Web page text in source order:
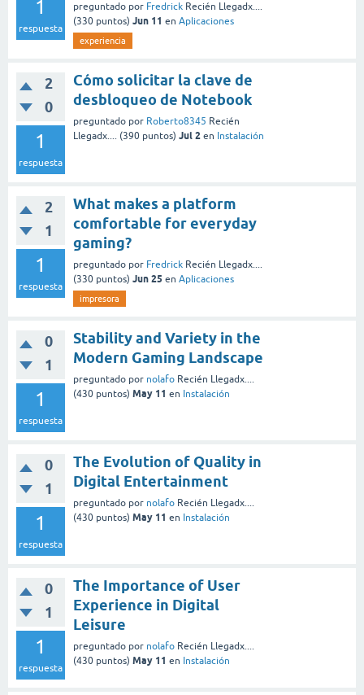
1
respuesta
preguntado por Fredrick Recién Llegadx....
(330 puntos) Jun 11 en Aplicaciones
experiencia
2
0
1
respuesta
Cómo solicitar la clave de
desbloqueo de Notebook
preguntado por Roberto8345 Recién
Llegadx.... (390 puntos) Jul 2 en Instalación
2
1
1
respuesta
What makes a platform
comfortable for everyday
gaming?
preguntado por Fredrick Recién Llegadx....
(330 puntos) Jun 25 en Aplicaciones
impresora
0
1
1
respuesta
Stability and Variety in the
Modern Gaming Landscape
preguntado por nolafo Recién Llegadx....
(430 puntos) May 11 en Instalación
0
1
1
respuesta
The Evolution of Quality in
Digital Entertainment
preguntado por nolafo Recién Llegadx....
(430 puntos) May 11 en Instalación
0
1
1
respuesta
The Importance of User
Experience in Digital
Leisure
preguntado por nolafo Recién Llegadx....
(430 puntos) May 11 en Instalación